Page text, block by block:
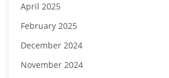
April 2025
February 2025
December 2024
November 2024